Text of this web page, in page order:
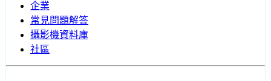
企業
常見問題解答
攝影機資料庫
社區